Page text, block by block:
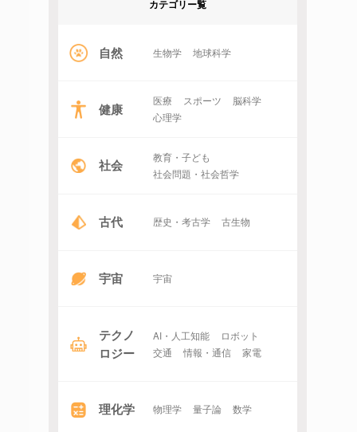
カテゴリー覧
自然 生物学 地球科学
健康 医療 スポーツ
脳科学
心理学
社会
教育・子ども
社会問題・社会哲学
古代 歴史・考古学 古生物
宇宙 宇宙
テクノ
ロジー
AI・人工知能
ロボット
交通
情報・通信 家電
理化学 物理学 量子論 数学